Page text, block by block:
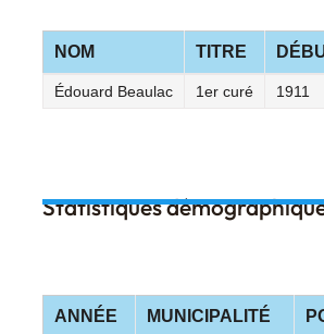
NOM TITRE
Édouard Beaulac 1er curé 1911
Statistiques
ANNÉE MUNICIPALITÉ